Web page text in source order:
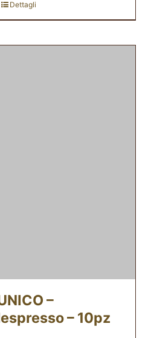
Dettagli
–
– 10pz